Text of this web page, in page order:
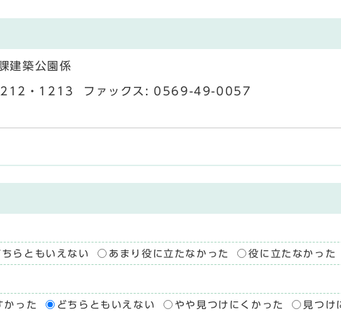
建築公園係
・1213 ファックス: 0569-49-0057
ちらともいえない あまり役に立たなかった 役に立たなかった
かった どちらともいえない やや見つけにくかった 見つけ